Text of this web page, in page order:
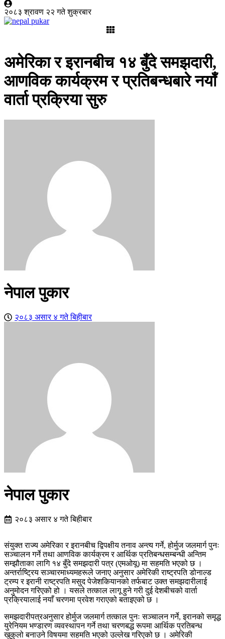
२०८३ श्रावण २२ गते शुक्रबार
अमेरिका र इरानबीच १४ बुँदे समझदारी,
आणविक कार्यक्रम र प्रतिबन्धबारे नयाँ
वार्ता प्रक्रिया सुरु
नेपाल पुकार
२०८३ असार ४ गते बिहीबार
नेपाल पुकार
२०८३ असार ४ गते बिहीबार
संयुक्त राज्य अमेरिका र इरानबीच द्विपक्षीय तनाव अन्त्य गर्ने, होर्मुज जलमार्ग पुनः
सञ्चालन गर्ने तथा आणविक कार्यक्रम र आर्थिक प्रतिबन्धसम्बन्धी अन्तिम
सम्झौताका लागि १४ बुँदे समझदारी पत्र (एमओयू) मा सहमति भएको छ ।
अन्तर्राष्ट्रिय सञ्चारमाध्यमहरूले जनाए अनुसार अमेरिकी राष्ट्रपति डोनाल्ड
ट्रम्प र इरानी राष्ट्रपति मसुद पेजेशकियानको तर्फबाट उक्त समझदारीलाई
अनुमोदन गरिएको हो । यसले तत्काल लागू हुने गरी दुई देशबीचको वार्ता
प्रक्रियालाई नयाँ चरणमा प्रवेश गराएको बताइएको छ ।
समझदारीपत्रअनुसार होर्मुज जलमार्ग तत्काल पुनः सञ्चालन गर्ने, इरानको समृद्ध
युरेनियम भण्डारण व्यवस्थापन गर्ने तथा चरणबद्ध रूपमा आर्थिक प्रतिबन्ध
खुकुलो बनाउने विषयमा सहमति भएको उल्लेख गरिएको छ । अमेरिकी